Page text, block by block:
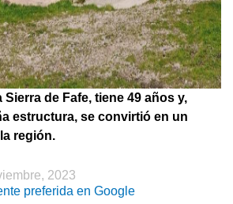
de Fafe, tiene 49 años y,
estructura, se convirtió en un
región.
2023